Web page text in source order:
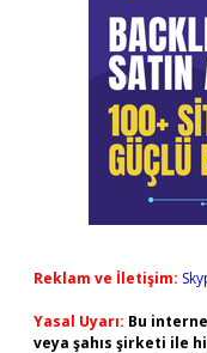
Reklam ve İletişim:
Yasal Uyarı: Bu
veya şahıs şirketi ile